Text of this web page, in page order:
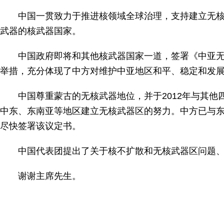
中国一贯致力于推进核领域全球治理，支持建立无
武器的核武器国家。
中国政府即将和其他核武器国家一道，签署《中亚
举措，充分体现了中方对维护中亚地区和平、稳定和发
中国尊重蒙古的无核武器地位，并于2012年与其
中东、东南亚等地区建立无核武器区的努力。中方已与
尽快签署该议定书。
中国代表团提出了关于核不扩散和无核武器区问题、
谢谢主席先生。